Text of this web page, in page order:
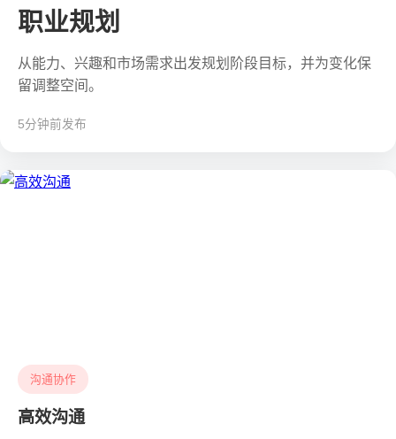
职业规划
从能力、兴趣和市场需求出发规划阶段目标，并为变化保
留调整空间。
5分钟前发布
沟通协作
高效沟通